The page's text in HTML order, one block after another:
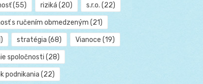
(55) riziká (20) s.r.o. (22)
s ručením obmedzeným (21)
stratégia (68) Vianoce (19)
spoločnosti (28)
podnikania (22)